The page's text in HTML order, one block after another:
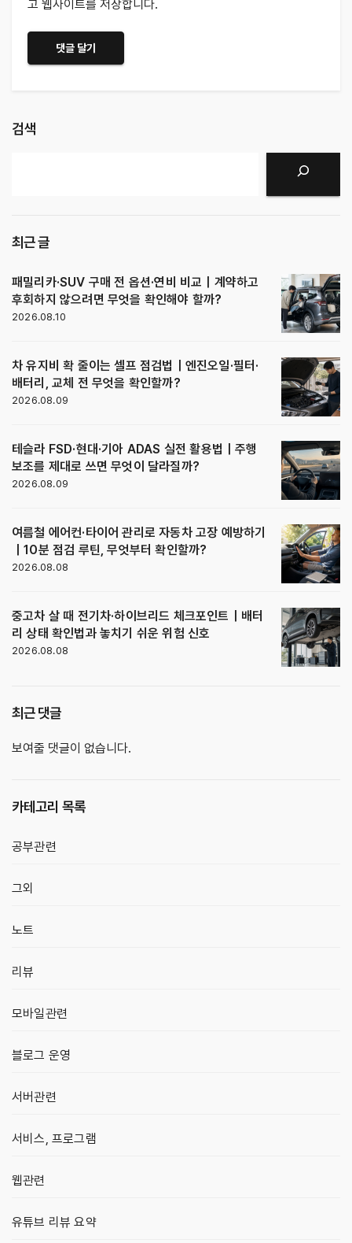
고 웹사이트를 저장합니다.
검색
최근 글
패밀리카·SUV 구매 전 옵션·연비 비교｜계약하고
후회하지 않으려면 무엇을 확인해야 할까?
2026.08.10
차 유지비 확 줄이는 셀프 점검법｜엔진오일·필터·
배터리, 교체 전 무엇을 확인할까?
2026.08.09
테슬라 FSD·현대·기아 ADAS 실전 활용법｜주행
보조를 제대로 쓰면 무엇이 달라질까?
2026.08.09
여름철 에어컨·타이어 관리로 자동차 고장 예방하기
｜10분 점검 루틴, 무엇부터 확인할까?
2026.08.08
중고차 살 때 전기차·하이브리드 체크포인트｜배터
리 상태 확인법과 놓치기 쉬운 위험 신호
2026.08.08
최근 댓글
보여줄 댓글이 없습니다.
카테고리 목록
공부관련
그외
노트
리뷰
모바일관련
블로그 운영
서버관련
서비스, 프로그램
웹관련
유튜브 리뷰 요약